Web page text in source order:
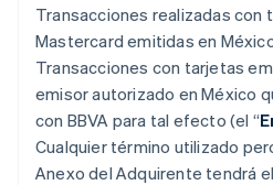
Transacciones realizadas con
Mastercard emitidas en
Transacciones con tarjetas
emisor autorizado en México
con BBVA para tal efecto (el “
Cualquier término utilizado
Anexo del Adquirente tendrá